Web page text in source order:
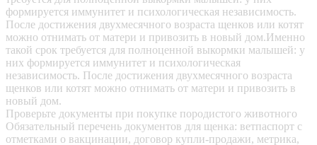
формируется иммунитет и психологическая независимость.
После достижения двухмесячного возраста щенков или котят
можно отнимать от матери и привозить в новый дом.Именно
такой срок требуется для полноценной выкормки малышей: у
них формируется иммунитет и психологическая
независимость. После достижения двухмесячного возраста
щенков или котят можно отнимать от матери и привозить в
новый дом.
Проверьте документы при покупке породистого животного
Обязательный перечень документов для щенка: ветпаспорт с
отметками о вакцинации, договор купли-продажи, метрика,